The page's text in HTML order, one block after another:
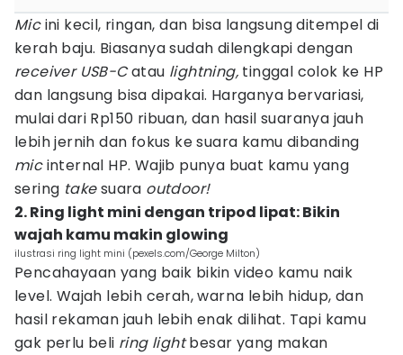
Micini kecil, ringan, dan bisa langsung ditempel di
kerah baju. Biasanya sudah dilengkapi dengan
receiver USB-Catau lightning, tinggal colok ke HP
dan langsung bisa dipakai. Harganya bervariasi,
mulai dari Rp150 ribuan, dan hasil suaranya jauh
lebih jernih dan fokus ke suara kamu dibanding
micinternal HP. Wajib punya buat kamu yang
sering takesuara outdoor!
2. Ring light mini dengan tripod lipat: Bikin
wajah kamu makin glowing
ilustrasi ring light mini (pexels.com/George Milton)
Pencahayaan yang baik bikin video kamu naik
level. Wajah lebih cerah, warna lebih hidup, dan
hasil rekaman jauh lebih enak dilihat. Tapi kamu
gak perlu beli ring lightbesar yang makan